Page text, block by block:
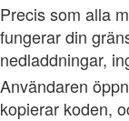
Precis som alla
fungerar din
nedladdningar,
Användaren
kopierar koden,